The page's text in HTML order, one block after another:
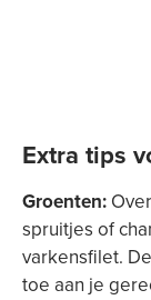
Extra tips
Groenten:
spruitjes of
varkensfilet.
toe aan je